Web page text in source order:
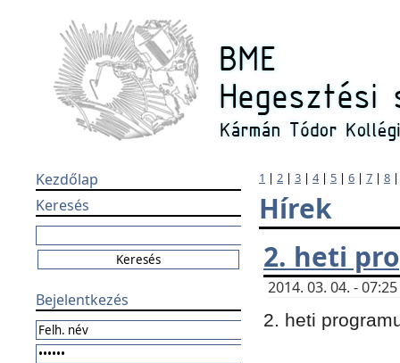
Kezdőlap
Keresés
Bejelentkezés
1 | 2 | 3 | 4| 5 | 6 | 7 | 8
Hírek
2. heti
2014. 03. 04. -
2. heti